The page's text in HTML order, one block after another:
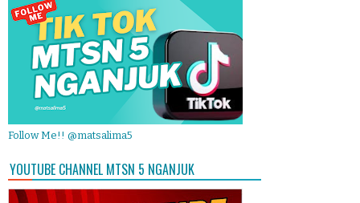
Follow Me!! @matsalima5
YOUTUBE CHANNEL MTSN 5 NGANJUK